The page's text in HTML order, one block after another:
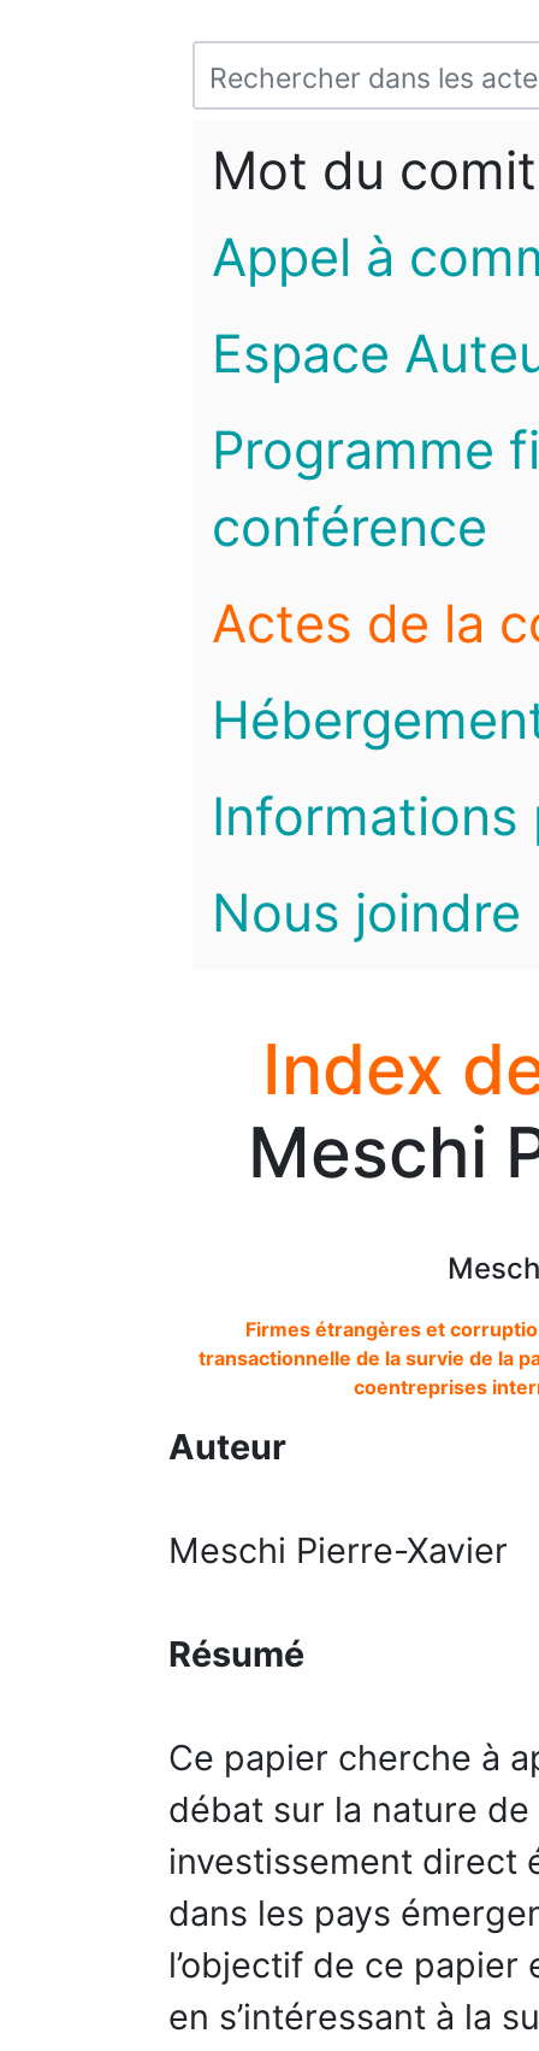
Mot du
Appel à
Espace
Programme
conférence
Actes de la
Informations
Nous joindre
Index
Meschi
Firmes étrangères et
transactionnelle de la survie de la
coentreprises
Auteur
Meschi Pierre-Xavier
Résumé
Ce papier cherche à
débat sur la nature
investissement direct
dans les pays
l’objectif de ce papier
en s’intéressant à la